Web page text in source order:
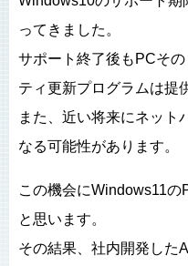
ってきました。
サポート終了後もPCそ
ティ更新プログラムは提
また、近い将来にネット
なる可能性があります。
この機会にWindows11
と思います。
その結果、社内開発した